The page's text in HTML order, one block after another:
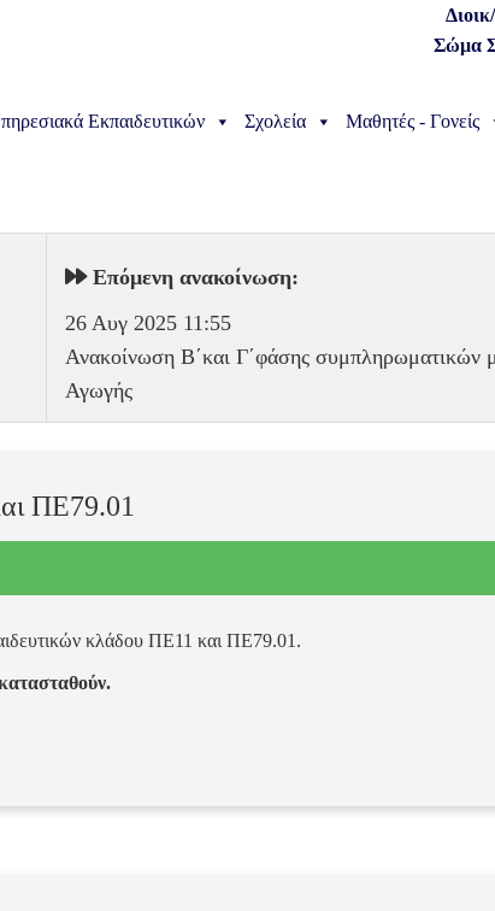
Σώμα
Εκπαιδευτικών Σχολεία Μαθητές - Γονείς
Επόμενη ανακοίνωση:
26 Αυγ 2025 11:55
Ανακοίνωση Β΄και Γ΄φάσης συμπληρωματικών
Αγωγής
ΠΕ79.01
κλάδου ΠΕ11 και ΠΕ79.01.